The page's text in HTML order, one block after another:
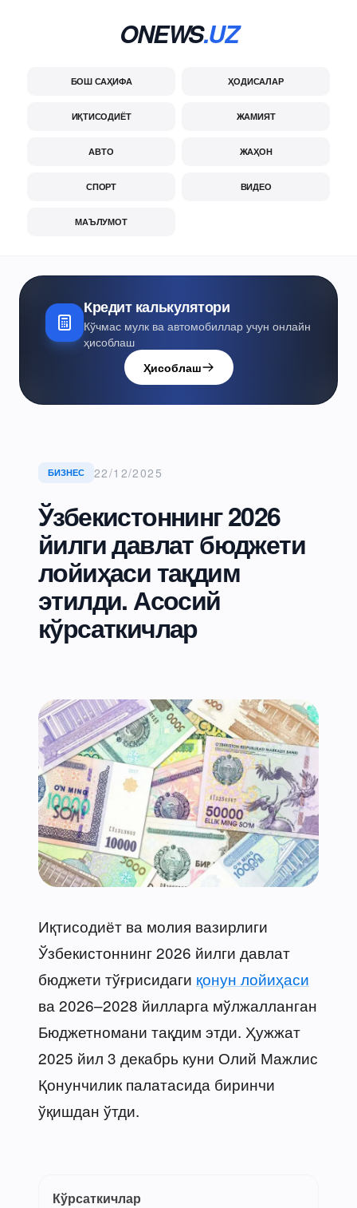
ONEWS.UZ
БОШ САҲИФА ҲОДИСАЛАР
ИҚТИСОДИЁТ ЖАМИЯТ
АВТО ЖАҲОН
СПОРТ ВИДЕО
МАЪЛУМОТ
Кредит калькулятори
Кўчмас мулк ва автомобиллар учун онлайн
ҳисоблаш
Ҳисоблаш
БИЗНЕС 22/12/2025
Ўзбекистоннинг 2026
йилги давлат бюджети
лойиҳаси тақдим
этилди. Асосий
кўрсаткичлар
Иқтисодиёт ва молия вазирлиги
Ўзбекистоннинг 2026 йилги давлат
бюджети тўғрисидаги қонун лойиҳаси
ва 2026–2028 йилларга мўлжалланган
Бюджетномани тақдим этди. Ҳужжат
2025 йил 3 декабрь куни Олий Мажлис
Қонунчилик палатасида биринчи
ўқишдан ўтди.
Кўрсаткичлар